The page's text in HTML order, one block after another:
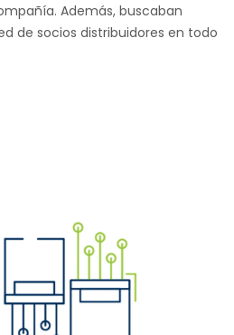
Además, buscaban
de socios distribuidores en todo